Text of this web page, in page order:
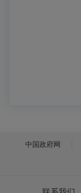
中国政府网